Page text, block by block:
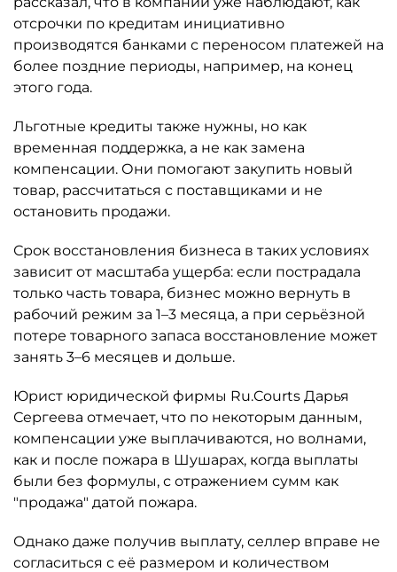
отсрочки по кредитам инициативно
производятся банками с переносом платежей на
более поздние периоды, например, на конец
этого года.
Льготные кредиты также нужны, но как
временная поддержка, а не как замена
компенсации. Они помогают закупить новый
товар, рассчитаться с поставщиками и не
остановить продажи.
Срок восстановления бизнеса в таких условиях
зависит от масштаба ущерба: если пострадала
только часть товара, бизнес можно вернуть в
рабочий режим за 1–3 месяца, а при серьёзной
потере товарного запаса восстановление может
занять 3–6 месяцев и дольше.
Юрист юридической фирмы Ru.Courts Дарья
Сергеева отмечает, что по некоторым данным,
компенсации уже выплачиваются, но волнами,
как и после пожара в Шушарах, когда выплаты
были без формулы, с отражением сумм как
"продажа" датой пожара.
Однако даже получив выплату, селлер вправе не
согласиться с её размером и количеством